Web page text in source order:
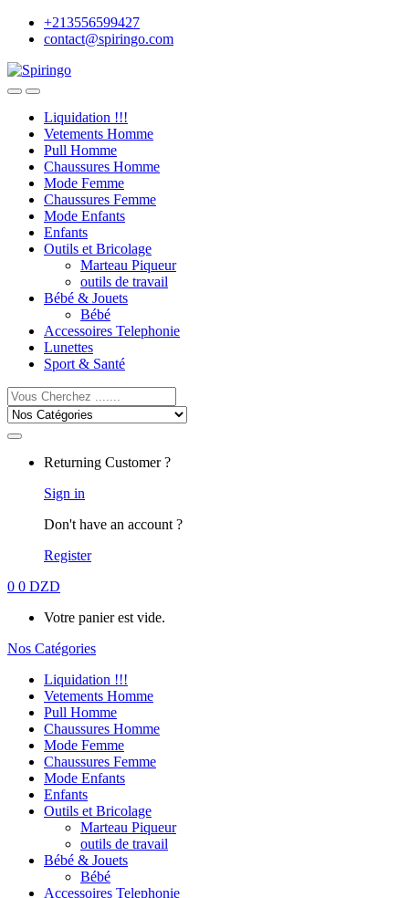
Skip
Skip
+213556599427
contact@spiringo.com
Liquidation !!!
Vetements Homme
Pull Homme
Chaussures Homme
Mode Femme
Chaussures Femme
Mode Enfants
Enfants
Outils et Bricolage
Marteau Piqueur
outils de travail
Bébé & Jouets
Bébé
Accessoires Telephonie
Lunettes
Sport & Santé
Search
for:
Returning Customer ?
Sign in
Don't have an account ?
Register
0 0 DZD
Votre panier est vide.
Nos Catégories
Liquidation !!!
Vetements Homme
Pull Homme
Chaussures Homme
Mode Femme
Chaussures Femme
Mode Enfants
Enfants
Outils et Bricolage
Marteau Piqueur
outils de travail
Bébé & Jouets
Bébé
Accessoires Telephonie